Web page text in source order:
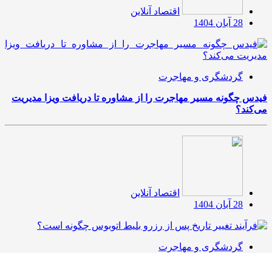
اقتصاد آنلاین
28 آبان 1404
گردشگری و مهاجرت
فیدس چگونه مسیر مهاجرت را از مشاوره تا دریافت ویزا مدیریت
می‌کند؟
اقتصاد آنلاین
28 آبان 1404
گردشگری و مهاجرت